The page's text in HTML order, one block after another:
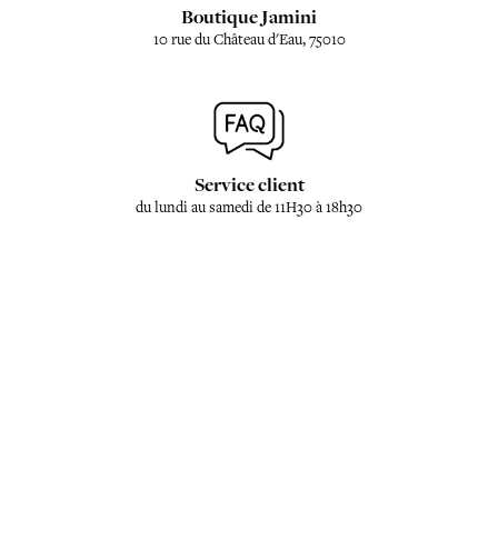
Boutique Jamini
10 rue du Château d'Eau, 75010
Service client
du lundi au samedi de 11H30 à 18h30